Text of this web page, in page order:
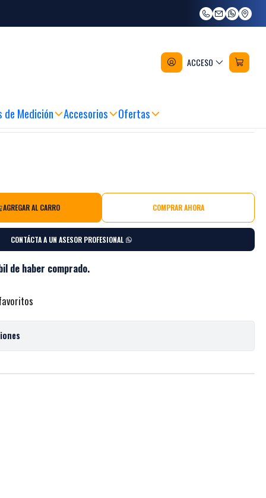
ACCESO
de Medición Accesorios Ofertas
20oz Stanley STHT51371-
AGREGAR AL CARRO COMPRAR AHORA
CONTÁCTA A UN ASESOR PROFESIONAL
de haber comprado.